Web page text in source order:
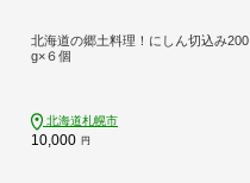
北海道の郷土料理！にしん切込み200
g×６個
北海道札幌市
10,000 円